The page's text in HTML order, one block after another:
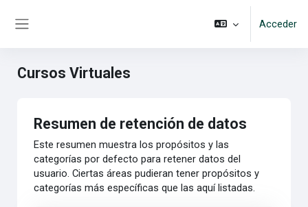
Acceder
Cursos Virtuales
Resumen de retención de datos
Este resumen muestra los propósitos y las
categorías por defecto para retener datos del
usuario. Ciertas áreas pudieran tener propósitos y
categorías más específicas que las aquí listadas.